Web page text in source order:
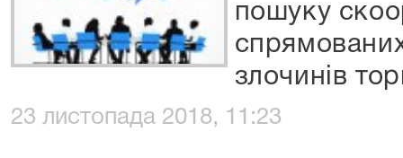
пошуку
злочинів
23 листопада 2018, 11:23